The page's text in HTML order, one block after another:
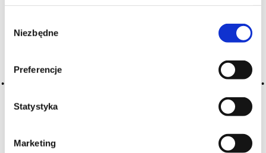
zgody
Niezbędne
Preferencje
Statystyka
Marketing
-proszę nas o tym poinformować